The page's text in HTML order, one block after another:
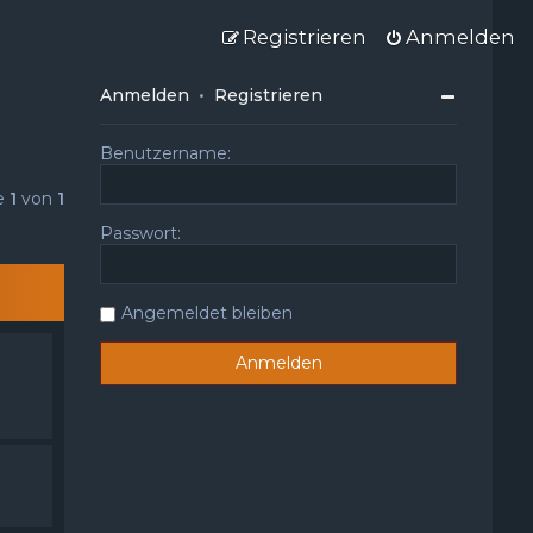
Anmelden
Registrieren
1 von 1
Anmelden • Registrieren
Benutzername:
Passwort:
Angemeldet bleiben